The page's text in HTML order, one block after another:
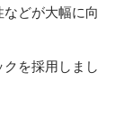
どが大幅に向
を採用しまし